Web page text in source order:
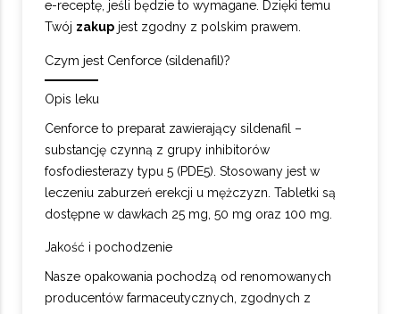
e-receptę, jeśli będzie to wymagane. Dzięki temu
Twój zakup jest zgodny z polskim prawem.
Czym jest Cenforce (sildenafil)?
Opis leku
Cenforce to preparat zawierający sildenafil –
substancję czynną z grupy inhibitorów
fosfodiesterazy typu 5 (PDE5). Stosowany jest w
leczeniu zaburzeń erekcji u mężczyzn. Tabletki są
dostępne w dawkach 25 mg, 50 mg oraz 100 mg.
Jakość i pochodzenie
Nasze opakowania pochodzą od renomowanych
producentów farmaceutycznych, zgodnych z